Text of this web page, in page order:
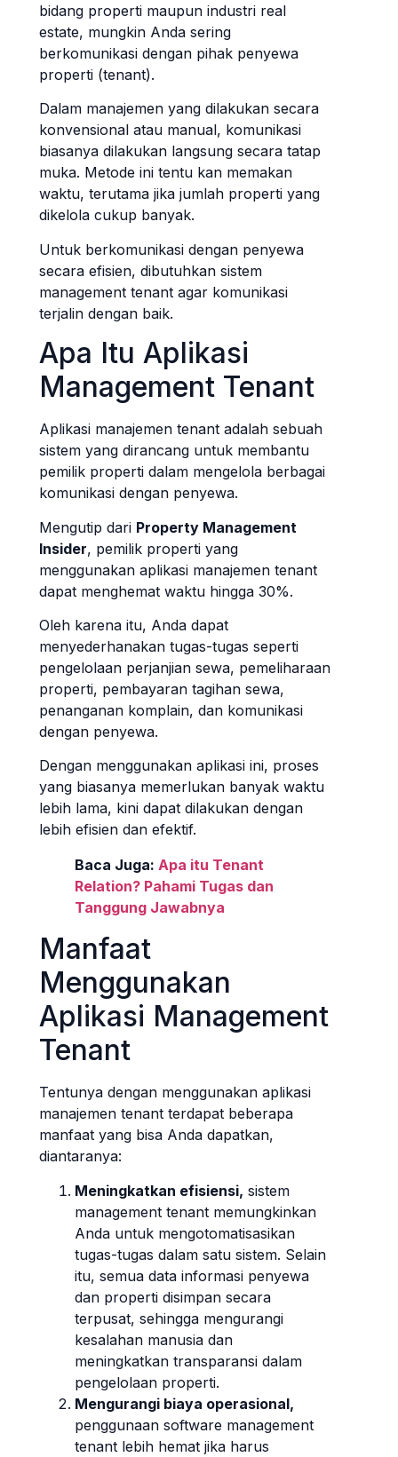
bidang properti maupun industri real
estate, mungkin Anda sering
berkomunikasi dengan pihak penyewa
properti (tenant).
Dalam manajemen yang dilakukan secara
konvensional atau manual, komunikasi
biasanya dilakukan langsung secara tatap
muka. Metode ini tentu kan memakan
waktu, terutama jika jumlah properti yang
dikelola cukup banyak.
Untuk berkomunikasi dengan penyewa
secara efisien, dibutuhkan sistem
management tenant agar komunikasi
terjalin dengan baik.
Apa Itu Aplikasi
Management Tenant
Aplikasi manajemen tenant adalah sebuah
sistem yang dirancang untuk membantu
pemilik properti dalam mengelola berbagai
komunikasi dengan penyewa.
Mengutip dari Property Management
Insider, pemilik properti yang
menggunakan aplikasi manajemen tenant
dapat menghemat waktu hingga 30%.
Oleh karena itu, Anda dapat
menyederhanakan tugas-tugas seperti
pengelolaan perjanjian sewa, pemeliharaan
properti, pembayaran tagihan sewa,
penanganan komplain, dan komunikasi
dengan penyewa.
Dengan menggunakan aplikasi ini, proses
yang biasanya memerlukan banyak waktu
lebih lama, kini dapat dilakukan dengan
lebih efisien dan efektif.
Baca Juga: Apa itu Tenant
Relation? Pahami Tugas dan
Tanggung Jawabnya
Manfaat
Menggunakan
Aplikasi Management
Tenant
Tentunya dengan menggunakan aplikasi
manajemen tenant terdapat beberapa
manfaat yang bisa Anda dapatkan,
diantaranya:
Meningkatkan efisiensi, sistem
management tenant memungkinkan
Anda untuk mengotomatisasikan
tugas-tugas dalam satu sistem. Selain
itu, semua data informasi penyewa
dan properti disimpan secara
terpusat, sehingga mengurangi
kesalahan manusia dan
meningkatkan transparansi dalam
pengelolaan properti.
Mengurangi biaya operasional,
penggunaan software management
tenant lebih hemat jika harus